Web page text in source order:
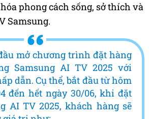
phong cách sống, sở thích và
Samsung.
mở chương trình đặt hàng
Samsung AI TV 2025 với
dẫn. Cụ thể, bắt đầu từ hôm
đến hết ngày 30/06, khi đặt
AI TV 2025, khách hàng sẽ